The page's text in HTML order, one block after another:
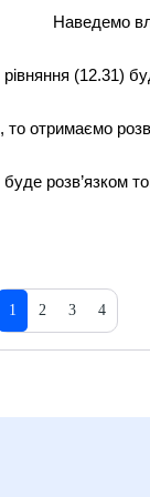
Наведемо
рівняння (12.31)
, то отримаємо
буде розв’язком
1 2 3 4